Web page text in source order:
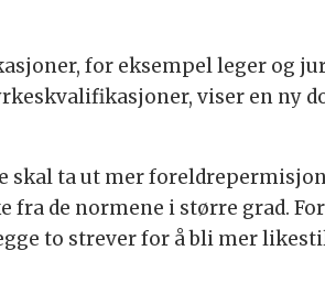
for eksempel leger og
viser en ny
ta ut mer
de normene i større grad.
to strever for å bli mer